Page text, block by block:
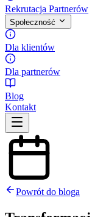
Rekrutacja Partnerów
Społeczność
Dla klientów
Dla partnerów
Blog
Kontakt
Powrót do bloga